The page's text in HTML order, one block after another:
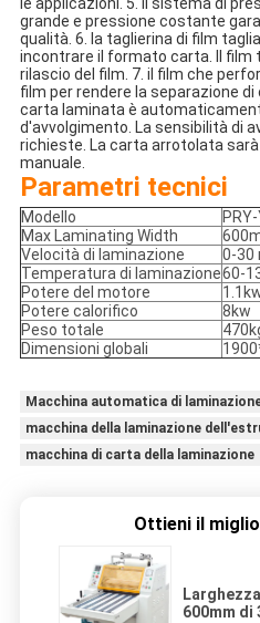
le applicazioni. 5. il sistema di
grande e pressione costante
qualità. 6. la taglierina di film
incontrare il formato carta. Il film
rilascio del film. 7. il film che
film per rendere la separazione
carta laminata è
d'avvolgimento. La sensibilità di
richieste. La carta arrotolata
manuale.
Parametri tecnici
Modello
Max Laminating Width
Velocità di laminazione
0-30
Temperatura di laminazione60-
Potere del motore
Potere calorifico
8kw
Peso totale
Dimensioni globali
Macchina automatica di
macchina della laminazione
macchina di carta della laminazione
Ottieni il
600mm di